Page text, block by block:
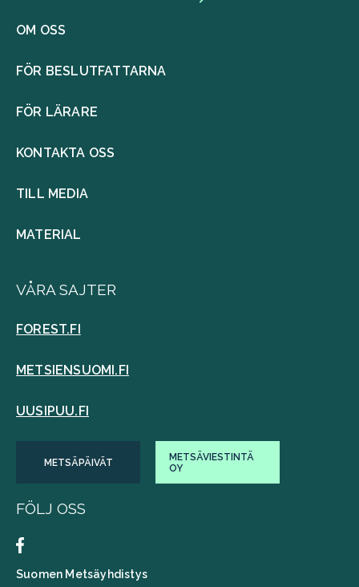
OM OSS
FÖR BESLUTFATTARNA
FÖR LÄRARE
KONTAKTA OSS
TILL MEDIA
MATERIAL
VÅRA SAJTER
FOREST.FI
METSIENSUOMI.FI
UUSIPUU.FI
METSÄPÄIVÄT
METSÄVIESTINTÄ
OY
FÖLJ OSS
Suomen Metsäyhdistys